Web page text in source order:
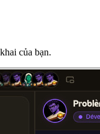
của bạn.